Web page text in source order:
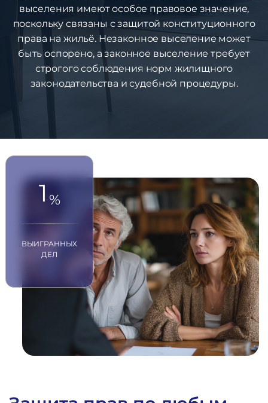
выселения имеют особое правовое значение,
поскольку связаны с защитой конституционного
права на жильё. Незаконное выселение может
быть оспорено, а законное выселение требует
строгого соблюдения норм жилищного
законодательства и судебной процедуры.
1 %
ВЫИГРАННЫХ
ДЕЛ